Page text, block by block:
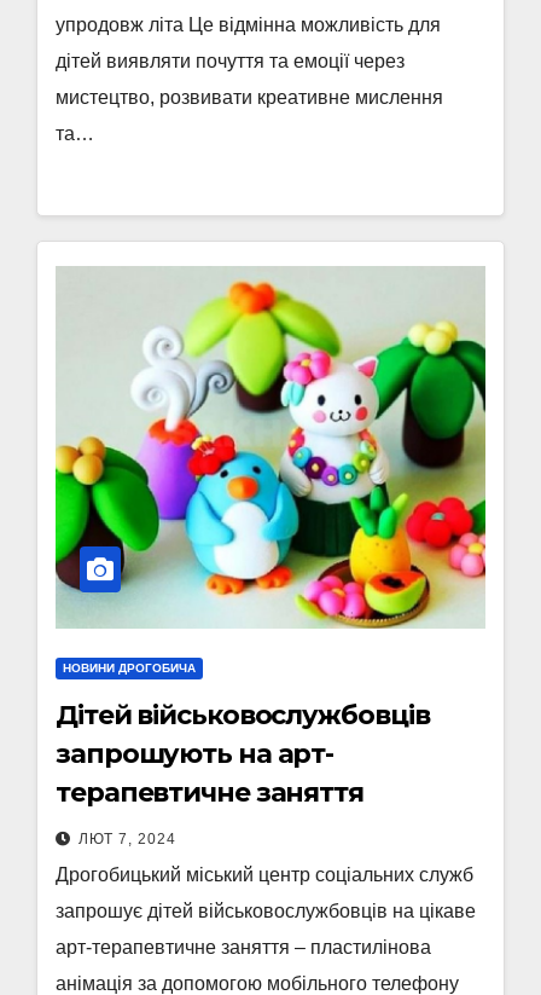
упродовж літа Це відмінна можливість для
дітей виявляти почуття та емоції через
мистецтво, розвивати креативне мислення
та…
НОВИНИ ДРОГОБИЧА
Дітей військовослужбовців
запрошують на арт-
терапевтичне заняття
ЛЮТ 7, 2024
Дрогобицький міський центр соціальних служб
запрошує дітей військовослужбовців на цікаве
арт-терапевтичне заняття – пластилінова
анімація за допомогою мобільного телефону